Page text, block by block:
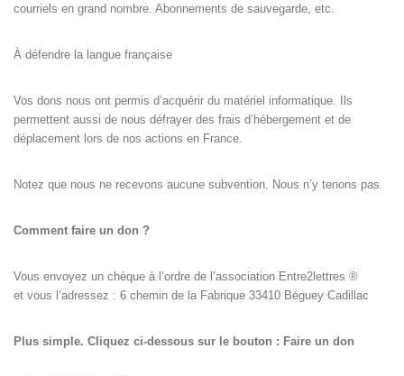
courriels en grand nombre. Abonnements de sauvegarde, etc.
À défendre la langue française
Vos dons nous ont permis d’acquérir du matériel informatique. Ils
permettent aussi de nous défrayer des frais d’hébergement et de
déplacement lors de nos actions en France.
Notez que nous ne recevons aucune subvention. Nous n’y tenons pas.
Comment faire un don ?
Vous envoyez un chèque à l’ordre de l’association Entre2lettres ®
et vous l’adressez : 6 chemin de la Fabrique 33410 Béguey Cadillac
Plus simple. Cliquez ci-dessous sur le bouton : Faire un don